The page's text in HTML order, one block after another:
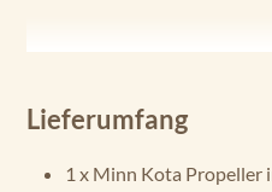
du
ra
Lieferumfang
1 x Minn Kota Propeller